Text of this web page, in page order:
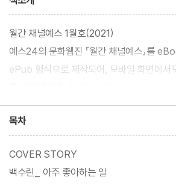
월간 채널예스 1월호(2021)
예스24의 문화웹진 『월간 채널예스』를
ePub 형식으로 제작되어, 모바일 화면에서
목차
COVER STORY
백수린_ 아주 좋아하는 일